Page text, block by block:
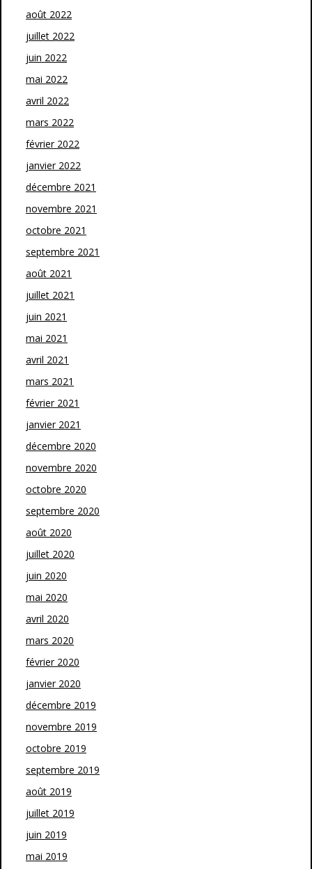
août 2022
juillet 2022
juin 2022
mai 2022
avril 2022
mars 2022
février 2022
janvier 2022
décembre 2021
novembre 2021
octobre 2021
septembre 2021
août 2021
juillet 2021
juin 2021
mai 2021
avril 2021
mars 2021
février 2021
janvier 2021
décembre 2020
novembre 2020
octobre 2020
septembre 2020
août 2020
juillet 2020
juin 2020
mai 2020
avril 2020
mars 2020
février 2020
janvier 2020
décembre 2019
novembre 2019
octobre 2019
septembre 2019
août 2019
juillet 2019
juin 2019
mai 2019